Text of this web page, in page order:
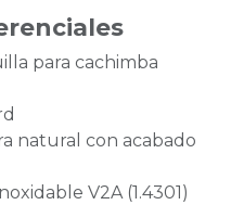
para cachimba
natural con acabado
V2A (1.4301)